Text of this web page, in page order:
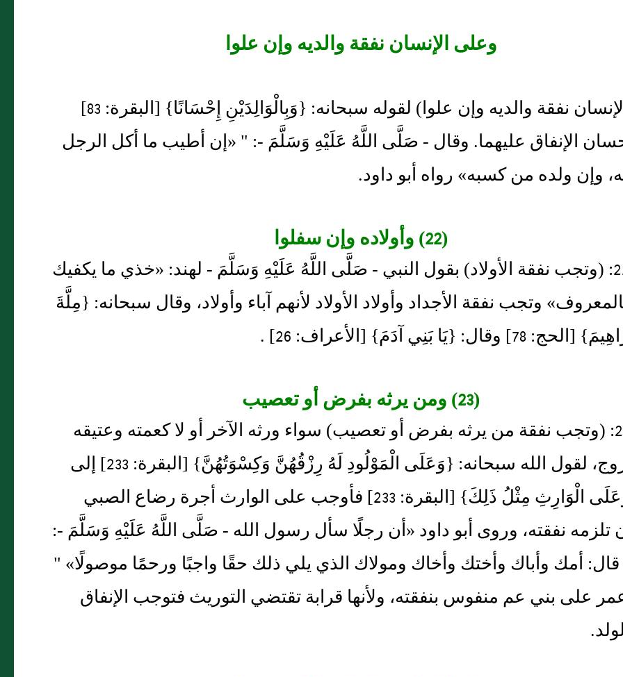
وعلى الإنسان نفقة والديه وإن علوا
(وعلى الإنسان نفقة والديه وإن علوا) لقوله سبحانه: {وَبِالْوَالِدَيْنِ إِحْسَانًا} [البقرة: 83]
الإنفاق عليهما. وقال - صَلَّى اللَّهُ عَلَيْهِ وَسَلَّمَ -: " «إن أطيب ما أكل الرجل
وإن ولده من كسبه» رواه أبو داود.
(22) وأولاده وإن سفلوا
مسألة 22: (وتجب نفقة الأولاد) بقول النبي - صَلَّى اللَّهُ عَلَيْهِ وَسَلَّمَ - لهند: «خذي ما يكفيك
وتجب نفقة الأجداد وأولاد الأولاد لأنهم آباء وأولاد، وقال سبحانه: {مِلَّةَ
وقال: {يَا بَنِي آدَمَ} [الأعراف: 26] .
(23) ومن يرثه بفرض أو تعصيب
مسألة 23: (وتجب نفقة من يرثه بفرض أو تعصيب) سواء ورثه الآخر أو لا كعمته وعتيقه
سوى الزوج، لقول الله سبحانه: {وَعَلَى الْمَوْلُودِ لَهُ رِزْقُهُنَّ وَكِسْوَتُهُنَّ} [البقرة: 233] إلى
قوله: {وَعَلَى الْوَارِثِ مِثْلُ ذَلِكَ} [البقرة: 233] فأوجب على الوارث أجرة رضاع الصبي
نفقته، وروى أبو داود «أن رجلًا سأل رسول الله - صَلَّى اللَّهُ عَلَيْهِ وَسَلَّمَ -:
أمك وأباك وأختك وأخاك ومولاك الذي يلي ذلك حقًا واجبًا ورحمًا موصولًا» "
على بني عم منفوس بنفقته، ولأنها قرابة تقتضي التوريث فتوجب الإنفاق